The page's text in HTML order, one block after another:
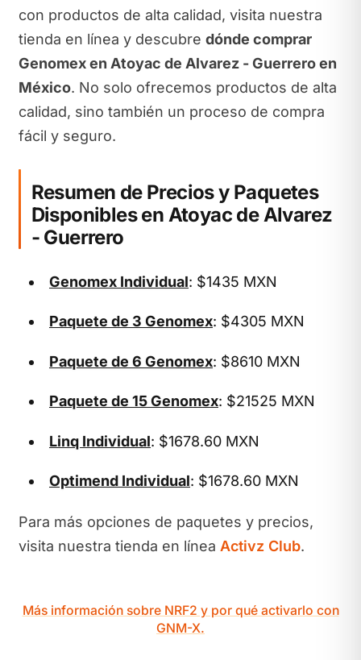
con productos de alta calidad, visita nuestra
tienda en línea y descubre dónde comprar
Genomex en Atoyac de Alvarez - Guerrero en
México. No solo ofrecemos productos de alta
calidad, sino también un proceso de compra
fácil y seguro.
Resumen de Precios y Paquetes
Disponibles en Atoyac de Alvarez
- Guerrero
Genomex Individual: $1435 MXN
Paquete de 3 Genomex: $4305 MXN
Paquete de 6 Genomex: $8610 MXN
Paquete de 15 Genomex: $21525 MXN
Linq Individual: $1678.60 MXN
Optimend Individual: $1678.60 MXN
Para más opciones de paquetes y precios,
visita nuestra tienda en línea Activz Club.
Más información sobre NRF2 y por qué activarlo con
GNM-X.